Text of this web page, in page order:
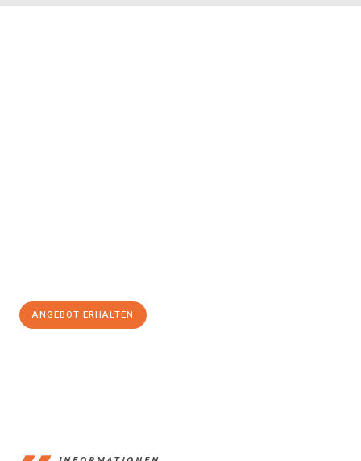
ANGEBOT ERHALTEN